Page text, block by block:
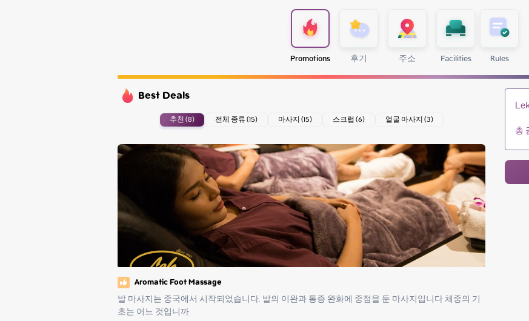
Promotions 후기 주소 Facilities Rules
Best Deals
추천 (8) 전체 종류 (15) 마사지 (15) 스크럽 (6) 얼굴 마사지 (3)
Aromatic Foot Massage
발 마사지는 중국에서 시작되었습니다. 발의 이완과 통증 완화에 중점을 둔 마사지입니다 체중의 기
초는 어느 것입니까
총